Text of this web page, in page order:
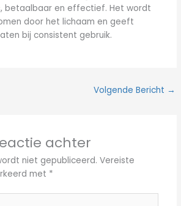
betaalbaar en effectief. Het wordt
door het lichaam en geeft
bij consistent gebruik.
Volgende Bericht →
achter
niet gepubliceerd. Vereiste
met *